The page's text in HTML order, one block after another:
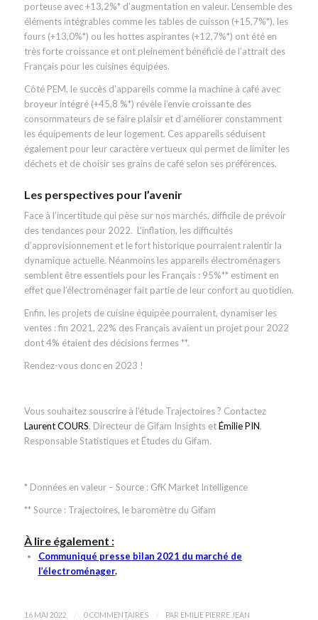
porteuse avec +13,2%* d’augmentation en valeur. L’ensemble des
éléments intégrables comme les tables de cuisson (+15,7%*), les
fours (+13,0%*) ou les hottes aspirantes (+12,7%*) ont été en
très forte croissance et ont pleinement bénéficié de l’attrait des
Français pour les cuisines équipées.
Côté PEM, le succès d’appareils comme la machine à café avec
broyeur intégré (+45,8 %*) révèle l’envie croissante des
consommateurs de se faire plaisir et d’améliorer constamment
les équipements de leur logement. Ces appareils séduisent
également pour leur caractère vertueux qui permet de limiter les
déchets et de choisir ses grains de café selon ses préférences.
Les perspectives pour l’avenir
Face à l’incertitude qui pèse sur nos marchés, difficile de prévoir
des tendances pour 2022. L’inflation, les difficultés
d’approvisionnement et le fort historique pourraient ralentir la
dynamique actuelle. Néanmoins les appareils électroménagers
semblent être essentiels pour les Français : 95%** estiment en
effet que l’électroménager fait partie de leur confort au quotidien.
Enfin, les projets de cuisine équipée pourraient, dynamiser les
ventes : fin 2021, 22% des Français avaient un projet pour 2022
dont 4% étaient des décisions fermes **.
Rendez-vous donc en 2023 !
Vous souhaitez souscrire à l’étude Trajectoires ? Contactez
Laurent COURS, Directeur de Gifam Insights etÉmilie PIN,
Responsable Statistiques et Études du Gifam.
* Données en valeur – Source : GfK Market Intelligence
** Source : Trajectoires, le baromètre du Gifam
À lire également :
Communiqué presse bilan 2021 du marché de
l’électroménager.
16 MAI 2022 0 COMMENTAIRES PAR EMILIE PIERRE JEAN